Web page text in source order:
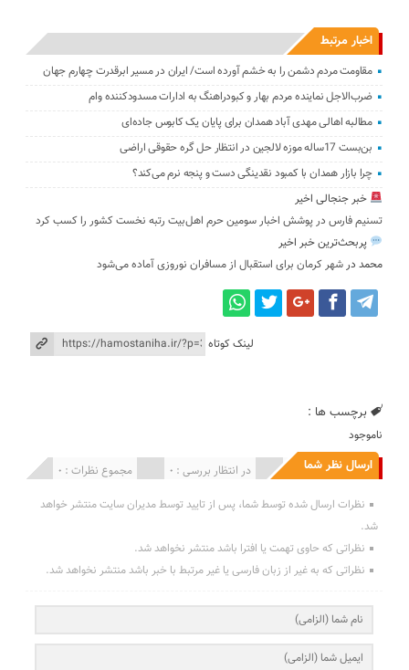
اخبار مرتبط
مقاومت مردم دشمن را به خشم آورده است/ ایران در مسیر ابرقدرت چهارم جهان
ضرب‌الاجل نماینده مردم بهار و کبودراهنگ به ادارات مسدودکننده وام
مطالبه اهالی مهدی آباد همدان برای پایان یک کابوس جاده‌ای
بن‌بست 17ساله موزه لالجین در انتظار حل گره حقوقی اراضی
چرا بازار همدان با کمبود نقدینگی دست و پنجه نرم می‌کند؟
خبر جنجالی اخیر
تسنیم فارس در پوشش اخبار سومین حرم اهل‌بیت رتبه نخست کشور را کسب کرد
پربحث‌ترین خبر اخیر
محمد درشهر کرمان برای استقبال از مسافران نوروزی آماده می‌شود
لینک کوتاه
برچسب ها :
ناموجود
ارسال نظر شما مجموع نظرات : 0 در انتظار بررسی : 0 انتشار یافته : 0
نظرات ارسال شده توسط شما، پس از تایید توسط مدیران سایت منتشر خواهد
شد.
نظراتی که حاوی تهمت یا افترا باشد منتشر نخواهد شد.
نظراتی که به غیر از زبان فارسی یا غیر مرتبط با خبر باشد منتشر نخواهد شد.